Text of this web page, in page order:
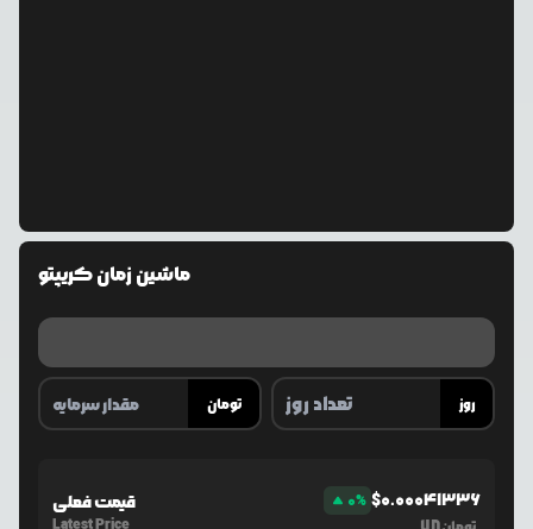
ماشین زمان کریپتو
تومان روز
قیمت فعلی
Latest Price
0% $0.00041336